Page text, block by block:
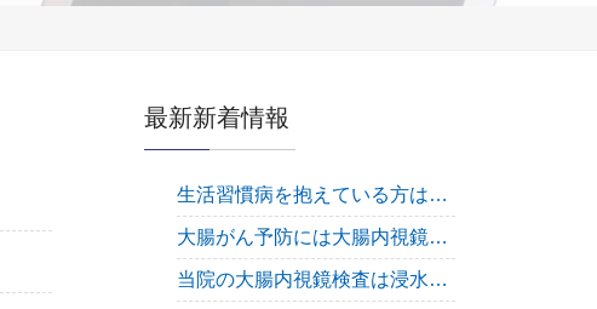
最新新着情報
生活習慣病を抱えている方は大腸内視鏡検査は必須です
大腸がん予防には大腸内視鏡検査を受けるしかありません！
当院の大腸内視鏡検査は浸水法で行っています。